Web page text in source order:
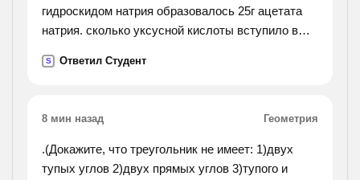
гидроскидом натрия образовалось 25г ацетата
натрия. сколько уксусной кислоты вступило в
S Ответил Студент
8 мин назад Геометрия
.(Докажите, что треугольник не имеет: 1)двух
тупых углов 2)двух прямых углов 3)тупого и